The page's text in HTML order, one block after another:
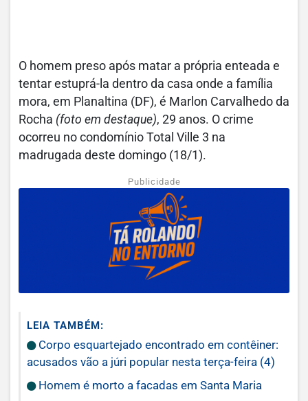
O homem preso após matar a própria enteada e
tentar estuprá-la dentro da casa onde a família
mora, em Planaltina (DF), é Marlon Carvalhedo da
Rocha (foto em destaque), 29 anos. O crime
ocorreu no condomínio Total Ville 3 na
madrugada deste domingo (18/1).
Publicidade
LEIA TAMBÉM:
Corpo esquartejado encontrado em contêiner:
acusados vão a júri popular nesta terça-feira (4)
Homem é morto a facadas em Santa Maria